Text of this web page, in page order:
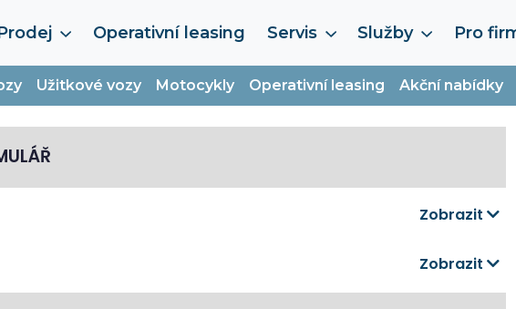
Operativní leasing Servis Služby Pro
Užitkové vozy Motocykly Operativní leasing Akční nabídky
Zobrazit
Zobrazit